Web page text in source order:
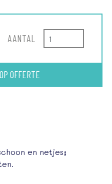
AANTAL
OFFERTE
en netjes;